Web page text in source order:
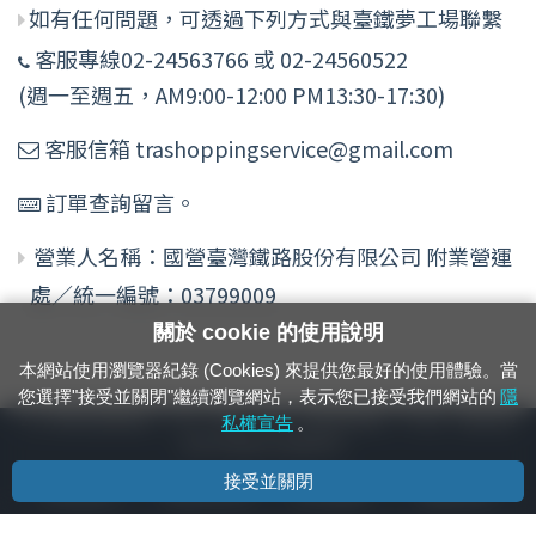
如有任何問題，可透過下列方式與臺鐵夢工場聯繫
客服專線02-24563766 或 02-24560522
(週一至週五，AM9:00-12:00 PM13:30-17:30)
客服信箱 trashoppingservice@gmail.com
訂單查詢留言。
營業人名稱：國營臺灣鐵路股份有限公司 附業營運
處／統一編號：03799009
24小時緊急通報電話：1933（市話、手機，僅限發現軌道、平交道、橋樑及隧
資通安全政策 著作權聲明
關於 cookie 的使用說明
本網站使用瀏覽器紀錄 (Cookies) 來提供您最好的使用體驗。當
您選擇"接受並關閉"繼續瀏覽網站，表示您已接受我們網站的 隱
私權宣告 。
接受並關閉